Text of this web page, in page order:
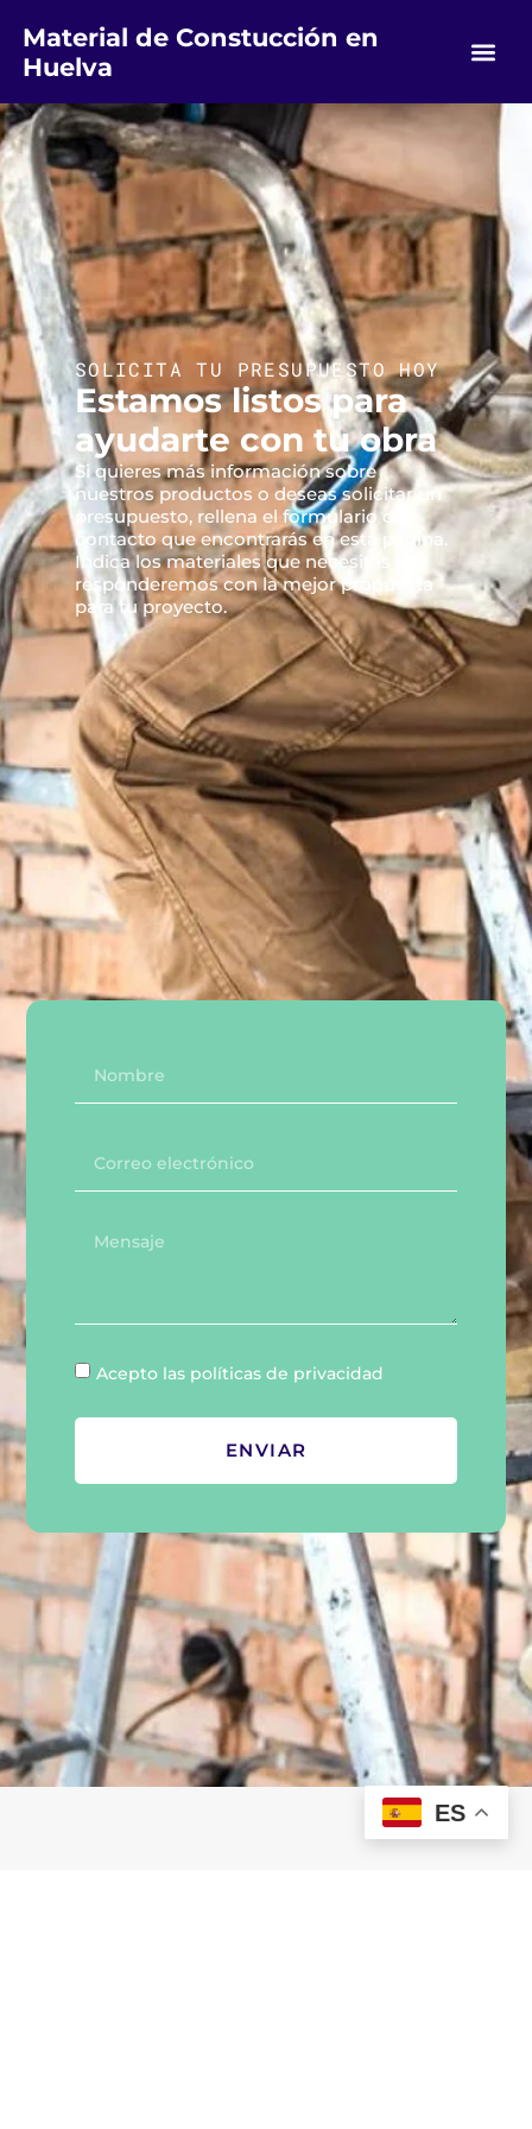
Material de Constucción en
Huelva
SOLICITA TU PRESUPUESTO HOY
Estamos listos para
ayudarte con tu obra
Si quieres más información sobre
nuestros productos o deseas solicitar un
presupuesto, rellena el formulario de
contacto que encontrarás en esta página.
Indica los materiales que necesitas y te
responderemos con la mejor propuesta
para tu proyecto.
Acepto las políticas de privacidad
ENVIAR
ES